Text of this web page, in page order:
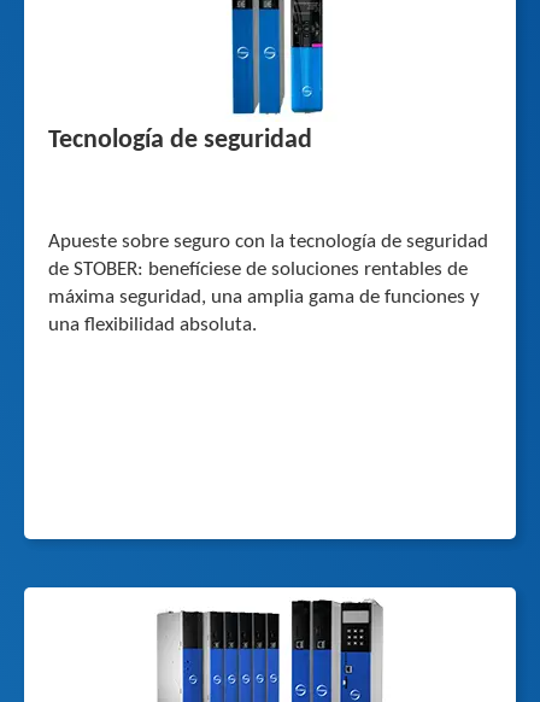
Tecnología de seguridad
Apueste sobre seguro con la tecnología de seguridad
de STOBER: benefíciese de soluciones rentables de
máxima seguridad, una amplia gama de funciones y
una flexibilidad absoluta.